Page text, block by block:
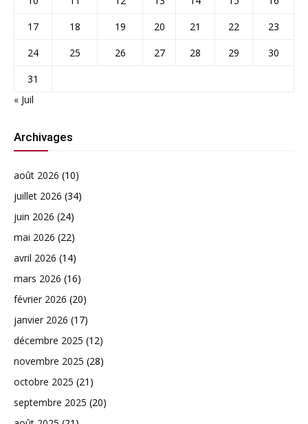
17
18 19 20 21 22
23
24
25 26 27 28 29
30
31
« Juil
Archivages
août 2026 (10)
juillet 2026 (34)
juin 2026 (24)
mai 2026 (22)
avril 2026 (14)
mars 2026 (16)
février 2026 (20)
janvier 2026 (17)
décembre 2025 (12)
novembre 2025 (28)
octobre 2025 (21)
septembre 2025 (20)